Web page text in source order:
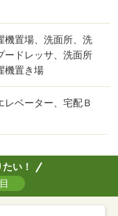
機置場、洗面所、洗
ードレッサ、洗面所
機置き場
レベーター、宅配Ｂ
い！